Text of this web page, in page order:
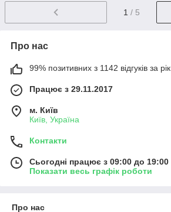
1 / 5
Про нас
99% позитивних з 1142 відгуків за рік
Працює з 29.11.2017
м. Київ
Київ, Україна
Контакти
Сьогодні працює з 09:00 до 19:00
Показати весь графік роботи
Про нас